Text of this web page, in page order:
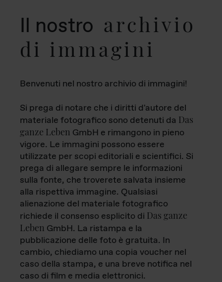
Il nostro archivio
di immagini
Benvenuti nel nostro archivio di immagini!
Si prega di notare che i diritti d'autore del
materiale fotografico sono detenuti da Das
ganze Leben GmbH e rimangono in pieno
vigore. Le immagini possono essere
utilizzate per scopi editoriali e scientifici. Si
prega di allegare sempre le informazioni
sulla fonte, che troverete salvata insieme
alla rispettiva immagine. Qualsiasi
alienazione del materiale fotografico
richiede il consenso esplicito di Das ganze
Leben GmbH. La ristampa e la
pubblicazione delle foto è gratuita. In
cambio, chiediamo una copia voucher nel
caso della stampa, e una breve notifica nel
caso di film e media elettronici.